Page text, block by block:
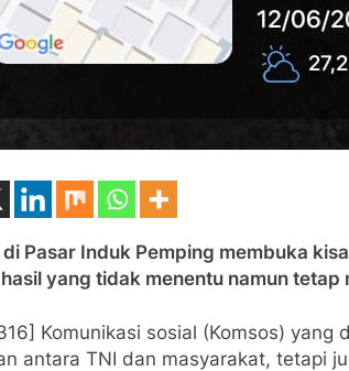
di Pasar Induk Pemping membuka
yang tidak menentu namun
Komunikasi sosial (Komsos)
antara TNI dan masyarakat, tetapi